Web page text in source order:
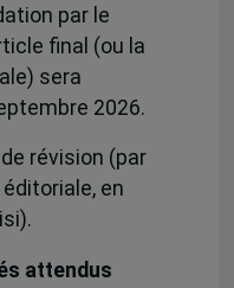
par le
final (ou la
sera
2026.
révision (par
éditoriale, en
attendus